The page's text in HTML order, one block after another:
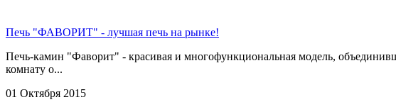
Печь "ФАВОРИТ" - лучшая печь на рынке!
Печь-камин "Фаворит" - красивая и многофункциональная модель,
комнату о...
01 Октября 2015